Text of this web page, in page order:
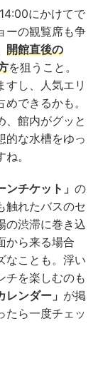
にかけてで
ーの観覧席も争
開館直後の
を狙うこと。
すし、人気エリ
できるかも。
、館内がグッと
的な水槽をゆっ
。
ンチケット」 の
触れたバスのセ
の渋滞に巻き込
から来る場合
なことも。浮い
チを楽しむのも
レンダー」 が掲
たら一度チェッ